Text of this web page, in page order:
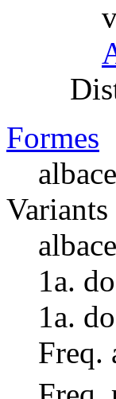
Formes
1a.
1a.
Freq.